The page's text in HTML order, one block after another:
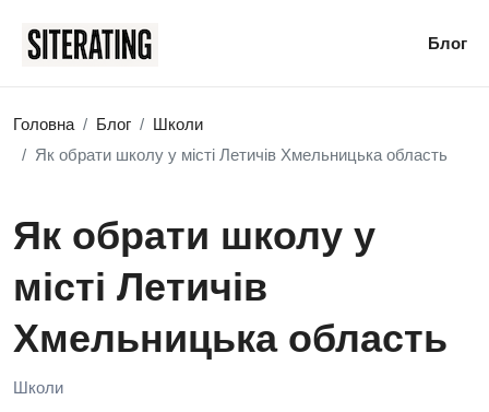
Блог
Головна Блог
Школи
Як обрати школу у місті Летичів Хмельницька область
Як обрати школу у
місті Летичів
Хмельницька область
Школи